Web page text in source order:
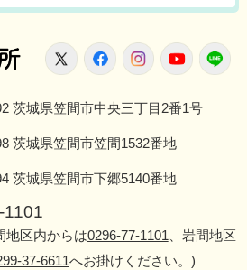
笠間市役所
X FacebookInstagram
茨城県笠間市中央三丁目2番1号
茨城県笠間市笠間1532番地
茨城県笠間市下郷5140番地
地区内からは0296-77-1101 、岩間地区
37-6611へお掛けください。)